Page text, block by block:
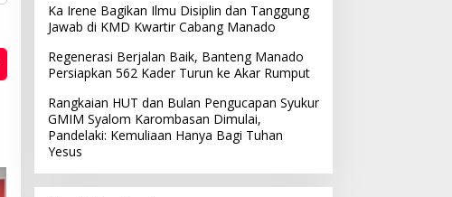
Ka Irene Bagikan Ilmu Disiplin dan Tanggung
Jawab di KMD Kwartir Cabang Manado
Regenerasi Berjalan Baik, Banteng Manado
Persiapkan 562 Kader Turun ke Akar Rumput
Rangkaian HUT dan Bulan Pengucapan Syukur
GMIM Syalom Karombasan Dimulai,
Pandelaki: Kemuliaan Hanya Bagi Tuhan
Yesus